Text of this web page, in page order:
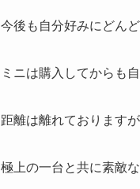
今後も自分好みにどん
ミニは購入してからも
距離は離れております
極上の一台と共に素敵